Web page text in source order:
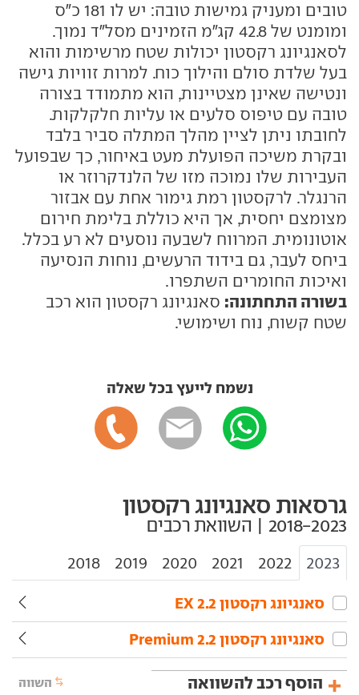
טובים ומעניק גמישות טובה: יש לו 181 כ"ס
ומומנט של 42.8 קג"מ הזמינים מסל"ד נמוך.
לסאנגיונג רקסטון יכולות שטח מרשימות והוא
בעל שלדת סולם והילוך כוח. למרות זוויות גישה
ונטישה שאינן מצטיינות, הוא מתמודד בצורה
טובה עם טיפוס סלעים או עליות חלקלקות.
לחובתו ניתן לציין מהלך המתלה סביר בלבד
ובקרת משיכה הפועלת מעט באיחור, כך שבפועל
העבירות שלו נמוכה מזו של הלנדקרוזר או
הרנגלר. לרקסטון רמת גימור אחת עם אבזור
מצומצם יחסית, אך היא כוללת בלימת חירום
אוטונומית. המרווח לשבעה נוסעים לא רע בכלל.
ביחס לעבר, גם בידוד הרעשים, נוחות הנסיעה
ואיכות החומרים השתפרו.
בשורה התחתונה: סאנגיונג רקסטון הוא רכב
שטח קשוח, נוח ושימושי.
נשמח לייעץ בכל שאלה
גרסאות סאנגיונג רקסטון
2023
2022
2021
2020
2019
2018
סאנגיונג‏ רקסטון‏ 2.2 EX
סאנגיונג‏ רקסטון‏ 2.2 Premium
הוסף רכב להשוואה השווה